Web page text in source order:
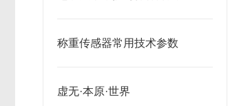
称重传感器常用技术参数
虚无·本原·世界